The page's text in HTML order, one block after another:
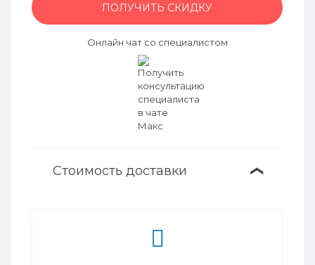
ПОЛУЧИТЬ СКИДКУ
Онлайн чат со специалистом
Стоимость доставки ❯